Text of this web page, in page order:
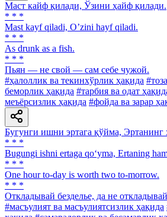
Маст кайф қилади, Ўзини ҳайф қилади.
* * *
Mast kayf qiladi, Oʼzini hayf qiladi.
* * *
As drunk as a fish.
* * *
Пьян — не свой — сам себе чужой.
#ҳалоллик ва текинхўрлик ҳақида
беморлик ҳақида #тарбия ва одат
меъёрсизлик ҳақида #фойда ва зарар
Бугунги ишни эртага қўйма, Эртанинг
* * *
Bugungi ishni ertaga qo‘yma, Ertaning
* * *
One hour to-day is worth two to-morrow.
* * *
Откладывай безделье, да не
#масъулият ва масъулиятсизлик ҳақида